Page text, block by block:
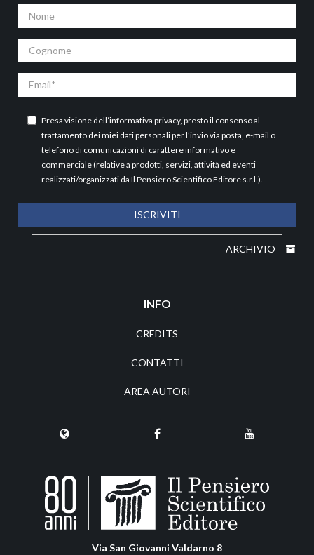
Nome
Cognome
Email
Presa visione dell’informativa privacy, presto il consenso al
trattamento dei miei dati personali per l’invio via posta, e-mail o
telefono di comunicazioni di carattere informativo e
commerciale (relative a prodotti, servizi, attività ed eventi
realizzati/organizzati da Il Pensiero Scientifico Editore s.r.l.).
ISCRIVITI
ARCHIVIO
INFO
CREDITS
CONTATTI
AREA AUTORI
Via San Giovanni Valdarno 8